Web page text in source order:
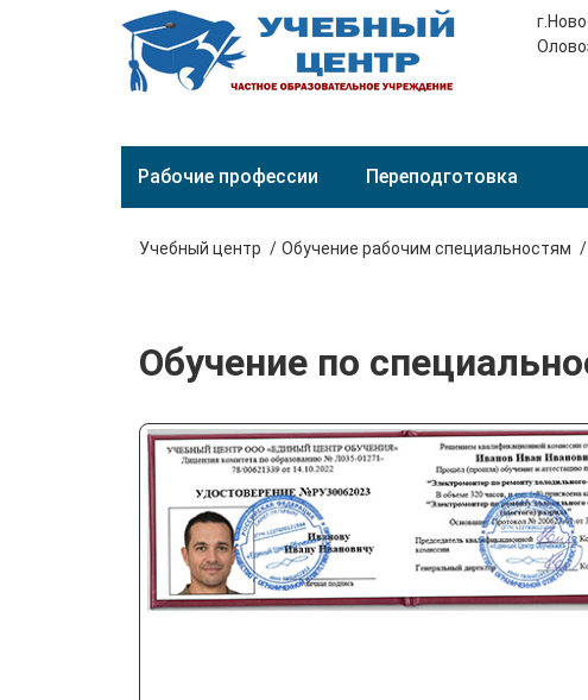
Рабочие профессии Переподготовка
Учебный центр Обучение рабочим специальностям
Обучение по